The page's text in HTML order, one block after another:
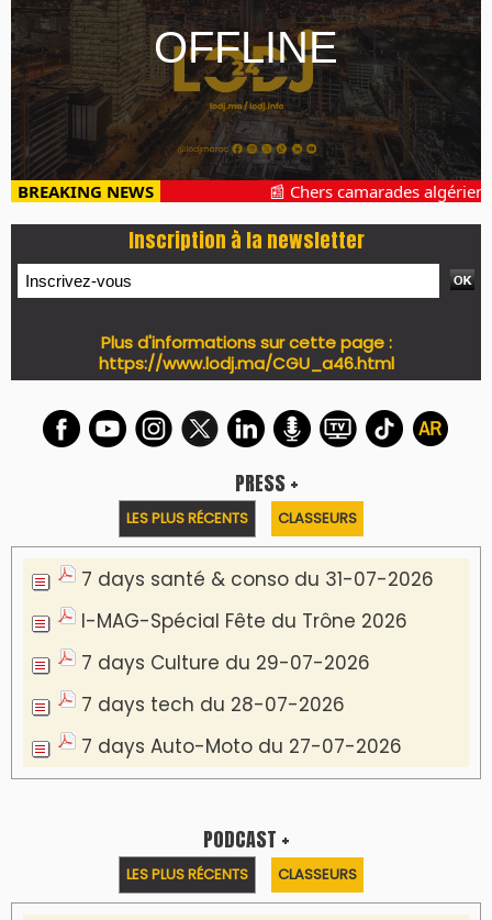
BREAKING NEWS 📰 Chers camarades
Inscription à la newsletter
Plus d'informations sur cette page :
https://www.lodj.ma/CGU_a46.html
PRESS +
LES PLUS RÉCENTS CLASSEURS
7 days santé & conso du 31-07-2026
I-MAG-Spécial Fête du Trône 2026
7 days Culture du 29-07-2026
7 days tech du 28-07-2026
7 days Auto-Moto du 27-07-2026
PODCAST +
LES PLUS RÉCENTS CLASSEURS